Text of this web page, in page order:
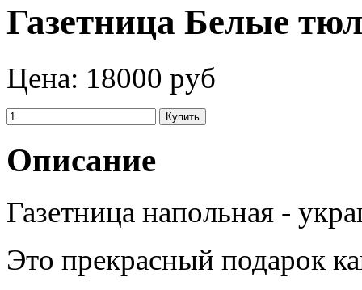
Газетница Белые
Цена: 18000 руб
Описание
Газетница напольная -
Это прекрасный подарок